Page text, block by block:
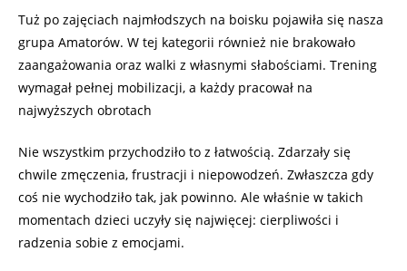
Tuż po zajęciach najmłodszych na boisku pojawiła się nasza
grupa Amatorów. W tej kategorii również nie brakowało
zaangażowania oraz walki z własnymi słabościami. Trening
wymagał pełnej mobilizacji, a każdy pracował na
najwyższych obrotach
Nie wszystkim przychodziło to z łatwością. Zdarzały się
chwile zmęczenia, frustracji i niepowodzeń. Zwłaszcza gdy
coś nie wychodziło tak, jak powinno. Ale właśnie w takich
momentach dzieci uczyły się najwięcej: cierpliwości i
radzenia sobie z emocjami.